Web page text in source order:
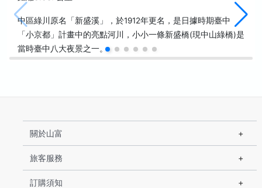
中區綠川原名「新盛溪」，於1912年更名，是日據時期臺中
「小京都」計畫中的亮點河川，小小一條新盛橋(現中山綠橋)是
當時臺中八大夜景之一。
關於山富
旅客服務
訂購須知